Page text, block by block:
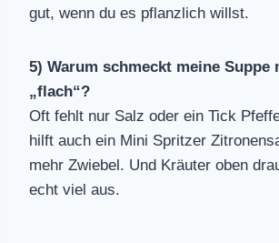
gut, wenn du es pflanzlich willst.
5) Warum schmeckt meine Suppe
„flach“?
Oft fehlt nur Salz oder ein Tick
hilft auch ein Mini Spritzer
mehr Zwiebel. Und Kräuter oben
echt viel aus.